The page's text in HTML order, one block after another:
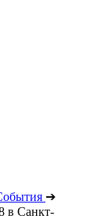
➔
в Санкт-